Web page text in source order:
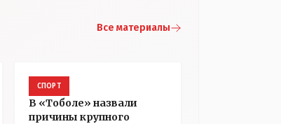
Все материалы
СПОРТ
В «Тоболе» назвали
причины крупного